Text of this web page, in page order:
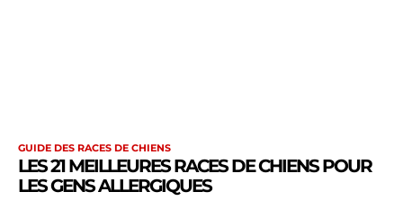
GUIDE DES RACES DE CHIENS
LES 21 MEILLEURES RACES DE CHIENS POUR
LES GENS ALLERGIQUES